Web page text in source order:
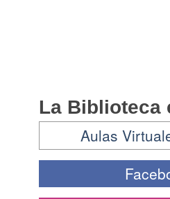
La Biblioteca
Aulas